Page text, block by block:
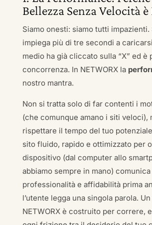
Bellezza Senza Velocità
Siamo onesti: siamo tutti impazienti.
impiega più di tre secondi a
medio ha già cliccato sulla “X” ed è
concorrenza. In NETWORX la
nostro mantra.
Non si tratta solo di far contenti i
(che comunque amano i siti veloci),
rispettare il tempo del tuo
sito fluido, rapido e ottimizzato per
dispositivo (dal computer allo
abbiamo sempre in mano) comunica
professionalità e affidabilità prima
l’utente legga una singola parola.
NETWORX è costruito per correre,